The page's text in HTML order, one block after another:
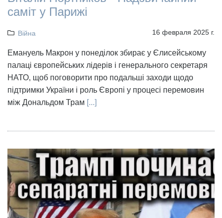
саміт у Парижі
Війна 16 февраля 2025 г.
Емануель Макрон у понеділок збирає у Єлисейському
палаці європейських лідерів і генерального секретаря
НАТО, щоб поговорити про подальші заходи щодо
підтримки України і роль Європі у процесі перемовин
між Дональдом Трам [...]